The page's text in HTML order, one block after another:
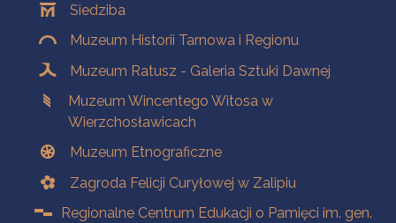
Siedziba
Muzeum Historii Tarnowa i Regionu
Muzeum Ratusz - Galeria Sztuki Dawnej
Muzeum Wincentego Witosa w
Wierzchosławicach
Muzeum Etnograficzne
Zagroda Felicji Curyłowej w Zalipiu
Regionalne Centrum Edukacji o Pamięci im. gen.